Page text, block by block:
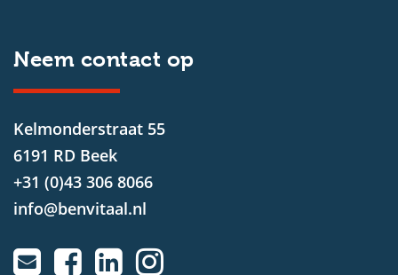
Neem contact op
Kelmonderstraat 55
6191 RD Beek
+31 (0)43 306 8066
info@benvitaal.nl